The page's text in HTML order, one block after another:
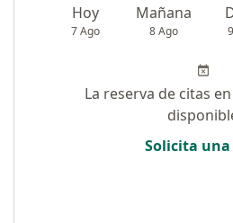
Hoy
7 Ago
Mañana
8 Ago
La reserva de citas
Solicita